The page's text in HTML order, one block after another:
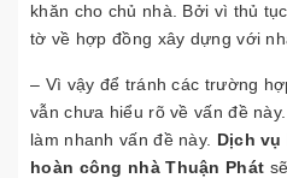
khăn cho chủ nhà. Bởi vì thủ
tờ về hợp đồng xây dựng với
– Vì vậy để tránh các trường
vẫn chưa hiểu rõ về vấn đề
làm nhanh vấn đề này. Dịch
hoàn công nhà Thuận Phát